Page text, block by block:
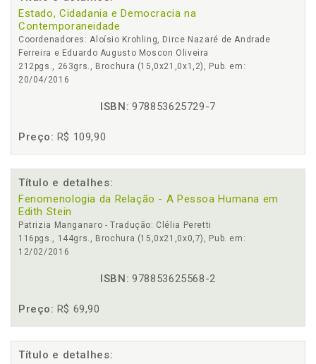
Estado, Cidadania e Democracia na
Contemporaneidade
Coordenadores: Aloísio Krohling, Dirce Nazaré de Andrade
Ferreira e Eduardo Augusto Moscon Oliveira
212pgs., 263grs., Brochura (15,0x21,0x1,2), Pub. em:
20/04/2016
ISBN: 978853625729-7
Preço: R$ 109,90
Título e detalhes:
Fenomenologia da Relação - A Pessoa Humana em
Edith Stein
Patrizia Manganaro - Tradução: Clélia Peretti
116pgs., 144grs., Brochura (15,0x21,0x0,7), Pub. em:
12/02/2016
ISBN: 978853625568-2
Preço: R$ 69,90
Título e detalhes: